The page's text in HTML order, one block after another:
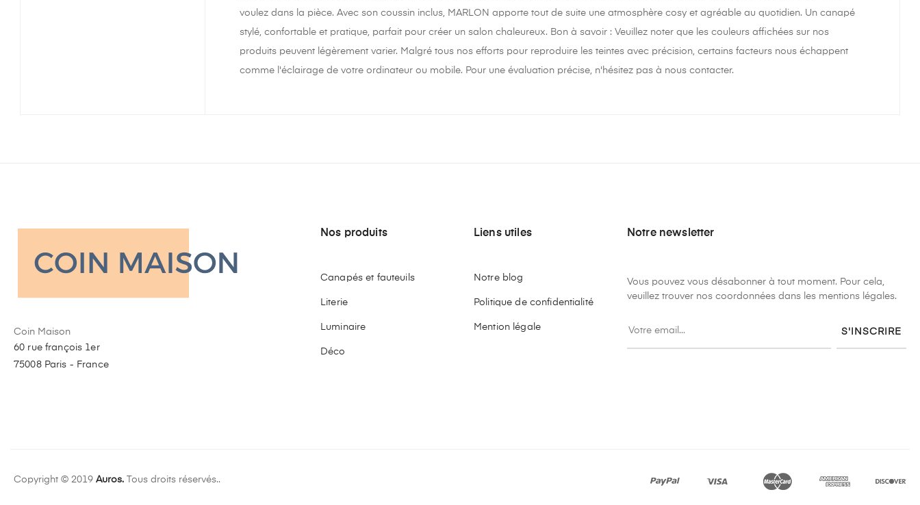
voulez dans la pièce. Avec son coussin inclus, MARLON apporte tout de suite une atmosphère cosy et agréable au quotidien. Un canapé
stylé, confortable et pratique, parfait pour créer un salon chaleureux. Bon à savoir : Veuillez noter que les couleurs affichées sur nos
produits peuvent légèrement varier. Malgré tous nos efforts pour reproduire les teintes avec précision, certains facteurs nous échappent
comme l'éclairage de votre ordinateur ou mobile. Pour une évaluation précise, n'hésitez pas à nous contacter.
Coin Maison
60 rue françois 1er
75008 Paris - France
Nos produits
Canapés et fauteuils
Literie
Luminaire
Déco
Liens utiles
Notre blog
Politique de confidentialité
Mention légale
Notre newsletter
Vous pouvez vous désabonner à tout moment. Pour cela,
veuillez trouver nos coordonnées dans les mentions légales.
S'INSCRIRE
Copyright © 2019 Auros. Tous droits réservés..